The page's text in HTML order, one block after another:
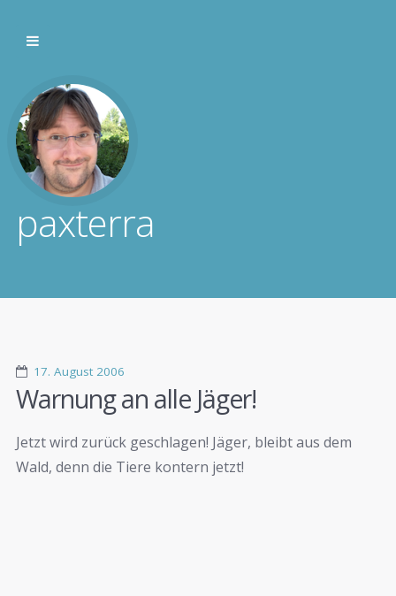
paxterra
17. August 2006
Warnung an alle Jäger!
Jetzt wird zurück geschlagen! Jäger, bleibt aus dem
Wald, denn die Tiere kontern jetzt!